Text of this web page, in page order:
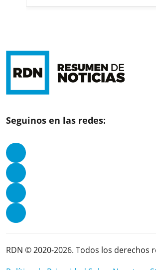
Seguinos en las redes:
RDN © 2020-2026. Todos los derechos